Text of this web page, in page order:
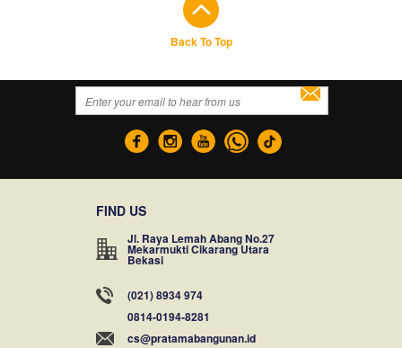
Back To Top
FIND US
Jl. Raya Lemah Abang No.27
Mekarmukti Cikarang Utara
Bekasi
(021) 8934 974
0814-0194-8281
cs@pratamabangunan.id